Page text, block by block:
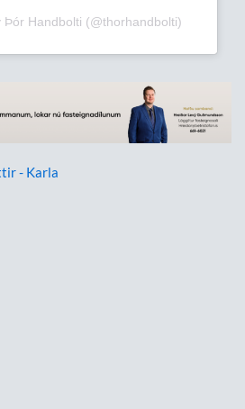
Þór Handbolti (@thorhandbolti)
- Karla